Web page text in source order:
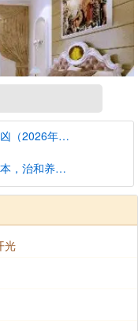
物
生肖属猪人今日运势运程财运吉凶（2026年8月7日）详解查询
中医养生学强调治病不治表而治本，治和养兼顾是有必要的
光